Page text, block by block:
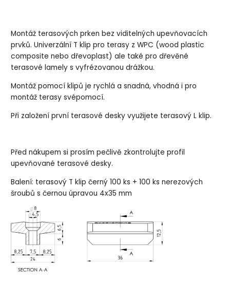
Montáž terasových prken bez viditelných upevňovacích
prvků. Univerzální T klip pro terasy z WPC (wood plastic
composite nebo dřevoplast) ale také pro dřevěné
terasové lamely s vyfrézovanou drážkou.
Montáž pomocí klipů je rychlá a snadná, vhodná i pro
montáž terasy svépomocí.
Při založení první terasové desky využijete terasový L klip.
Před nákupem si prosím pečlivě zkontrolujte profil
upevňované terasové desky.
Balení: terasový T klip černý 100 ks + 100 ks nerezových
šroubů s černou úpravou 4x35 mm